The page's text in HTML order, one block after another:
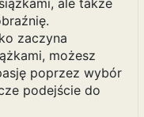
ale także
zaczyna
możesz
poprzez wybór
podejście do